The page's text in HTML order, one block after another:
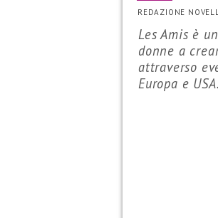
REDAZIONE
Les Amis è
donne a
attraverso
Europa e